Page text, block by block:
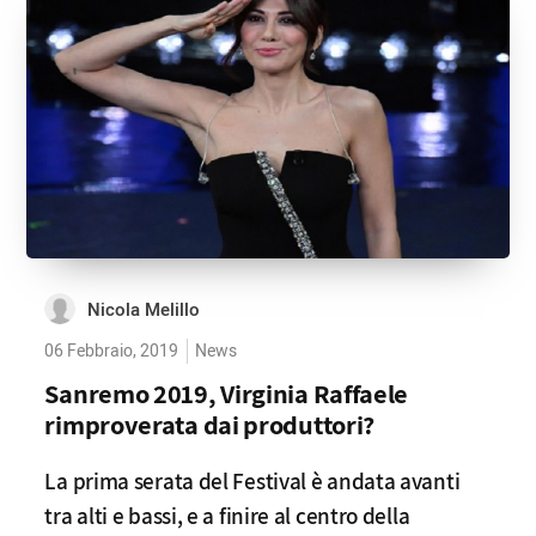
Nicola Melillo
06 Febbraio, 2019 News
Sanremo 2019, Virginia Raffaele
rimproverata dai produttori?
La prima serata del Festival è andata avanti
tra alti e bassi, e a finire al centro della